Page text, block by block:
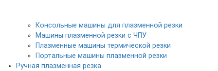
Консольные машины для плазменной резки
Машины плазменной резки с ЧПУ
Плазменные машины термической резки
Портальные машины плазменной резки
Ручная плазменная резка